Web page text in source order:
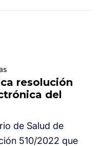
resolución
del
de Salud de
510/2022 que